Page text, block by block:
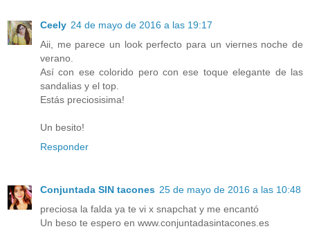
Ceely 24 de mayo de 2016 a las 19:17
Aii, me parece un look perfecto para un viernes noche de
verano.
Así con ese colorido pero con ese toque elegante de las
sandalias y el top.
Estás preciosisima!
Un besito!
Responder
Conjuntada SIN tacones 25 de mayo de 2016 a las 10:48
preciosa la falda ya te vi x snapchat y me encantó
Un beso te espero en www.conjuntadasintacones.es